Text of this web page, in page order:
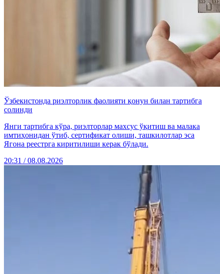
Ўзбекистонда риэлторлик фаолияти қонун билан тартибга
солинди
Янги тартибга кўра, риэлторлар махсус ўқитиш ва малака
имтиҳонидан ўтиб, сертификат олиши, ташкилотлар эса
Ягона реестрга киритилиши керак бўлади.
20:31 / 08.08.2026